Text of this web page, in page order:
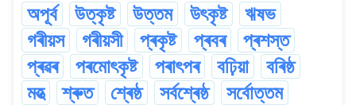
অপূৰ্ব
উত্কৃষ্ট উত্তম উৎকৃষ্ট
ঋষভ
গৰীয়স
গৰীয়সী প্ৰকৃষ্ট প্ৰবৰ
প্ৰশস্ত
প্ৰৱৰ
পৰমোৎকৃষ্ট পৰাৎপৰ বঢ়িয়া
বৰিষ্ঠ
মহত্‍
শ্ৰুত শ্ৰেষ্ঠ সৰ্বশ্ৰেষ্ঠ
সৰ্বোত্তম